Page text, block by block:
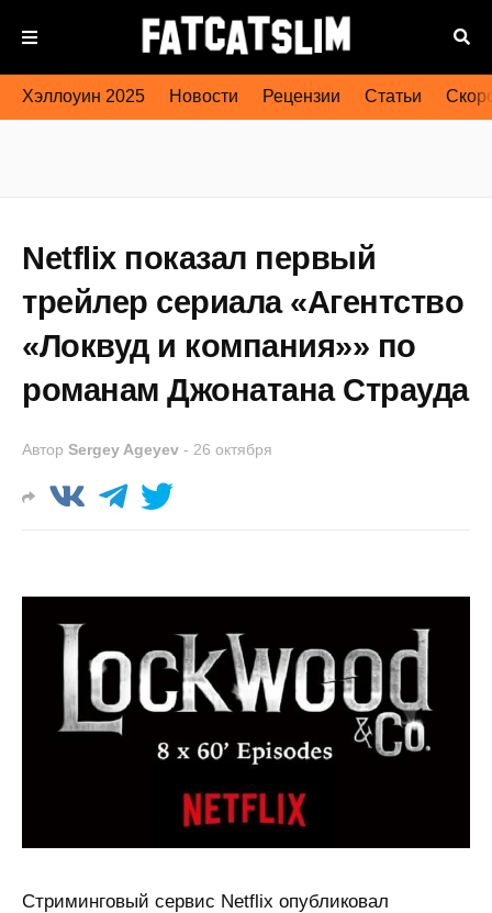
Хэллоуин 2025 Новости Рецензии Статьи
Netflix показал первый
трейлер сериала «Агентство
«Локвуд и компания»» по
романам Джонатана Страуда
Автор Sergey Ageyev - 26 октября
Стриминговый сервис Netflix опубликовал